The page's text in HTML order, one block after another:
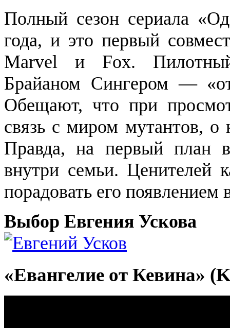
Полный сезон сериала
года, и это первый
Marvel и Fox.
Брайаном Сингером —
Обещают, что при
связь с миром мутантов, о
Правда, на первый план
внутри семьи. Ценителей
порадовать его появлением
Выбор Евгения Ускова
«Евангелие от Кевина»